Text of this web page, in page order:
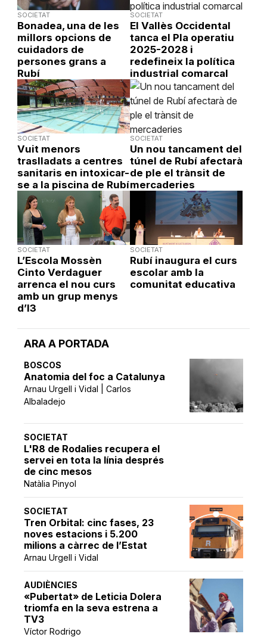
ARA A PORTADA
BOSCOS
Anatomia del foc a Catalunya
Arnau Urgell i Vidal | Carlos
Albaladejo
SOCIETAT
L'R8 de Rodalies recupera el
servei en tota la línia després
de cinc mesos
Natàlia Pinyol
SOCIETAT
Tren Orbital: cinc fases, 23
noves estacions i 5.200
milions a càrrec de l’Estat
Arnau Urgell i Vidal
AUDIÈNCIES
«Pubertat» de Leticia Dolera
triomfa en la seva estrena a
TV3
Víctor Rodrigo
SOCIETAT
Bonadea, una de les
millors opcions de
cuidadors de
persones grans a
Rubí
SOCIETAT
El Vallès Occidental
tanca el Pla operatiu
2025-2028 i
redefineix la política
industrial comarcal
SOCIETAT
Vuit menors
traslladats a centres
sanitaris en intoxicar-
se a la piscina de Rubí
SOCIETAT
Un nou tancament del
túnel de Rubí afectarà
de ple el trànsit de
mercaderies
SOCIETAT
L’Escola Mossèn
Cinto Verdaguer
arrenca el nou curs
amb un grup menys
d’I3
SOCIETAT
Rubí inaugura el curs
escolar amb la
comunitat educativa